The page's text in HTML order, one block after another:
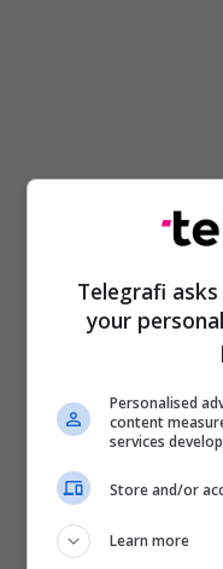
Telegrafi
your
Personalised
content
services
Store and/or
Learn more